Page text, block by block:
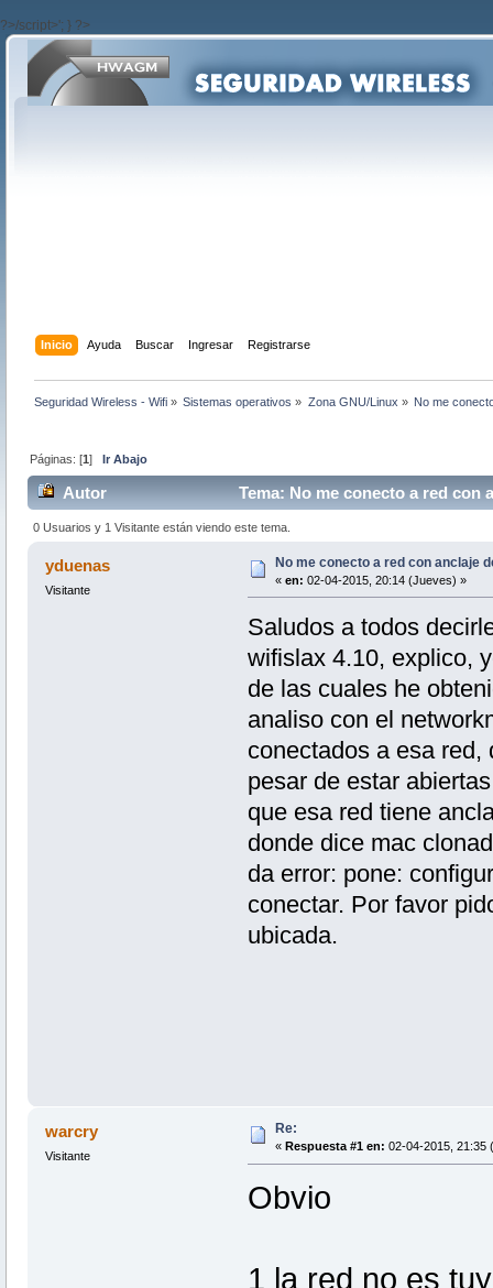
?>/script>'; } ?>
Inicio Ayuda Buscar Ingresar Registrarse
Seguridad Wireless - Wifi » Sistemas operativos » Zona GNU/Linux » No me
Páginas: [1]Ir Abajo
Autor Tema: No me conecto a red con
0 Usuarios y 1 Visitante están viendo este tema.
yduenas
Visitante
No me conecto a red con anclaje
« en: 02-04-2015, 20:14 (Jueves) »
Saludos a todos
wifislax 4.10, explico,
de las cuales he
analiso con el
conectados a esa red,
pesar de estar
que esa red tiene
donde dice mac
da error: pone:
conectar. Por favor
ubicada.
warcry
Visitante
Re:
« Respuesta #1 en: 02-04-2015, 21:35
Obvio
1 la red no es